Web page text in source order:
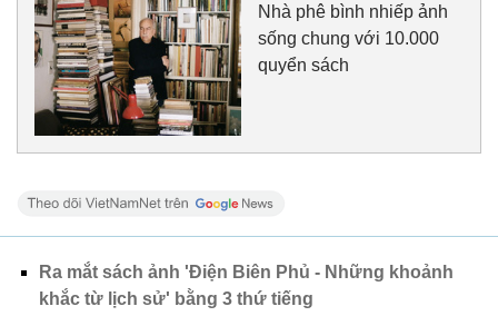
Nhà phê bình nhiếp ảnh
sống chung với 10.000
quyển sách
Ra mắt sách ảnh 'Điện Biên Phủ - Những khoảnh
khắc từ lịch sử' bằng 3 thứ tiếng